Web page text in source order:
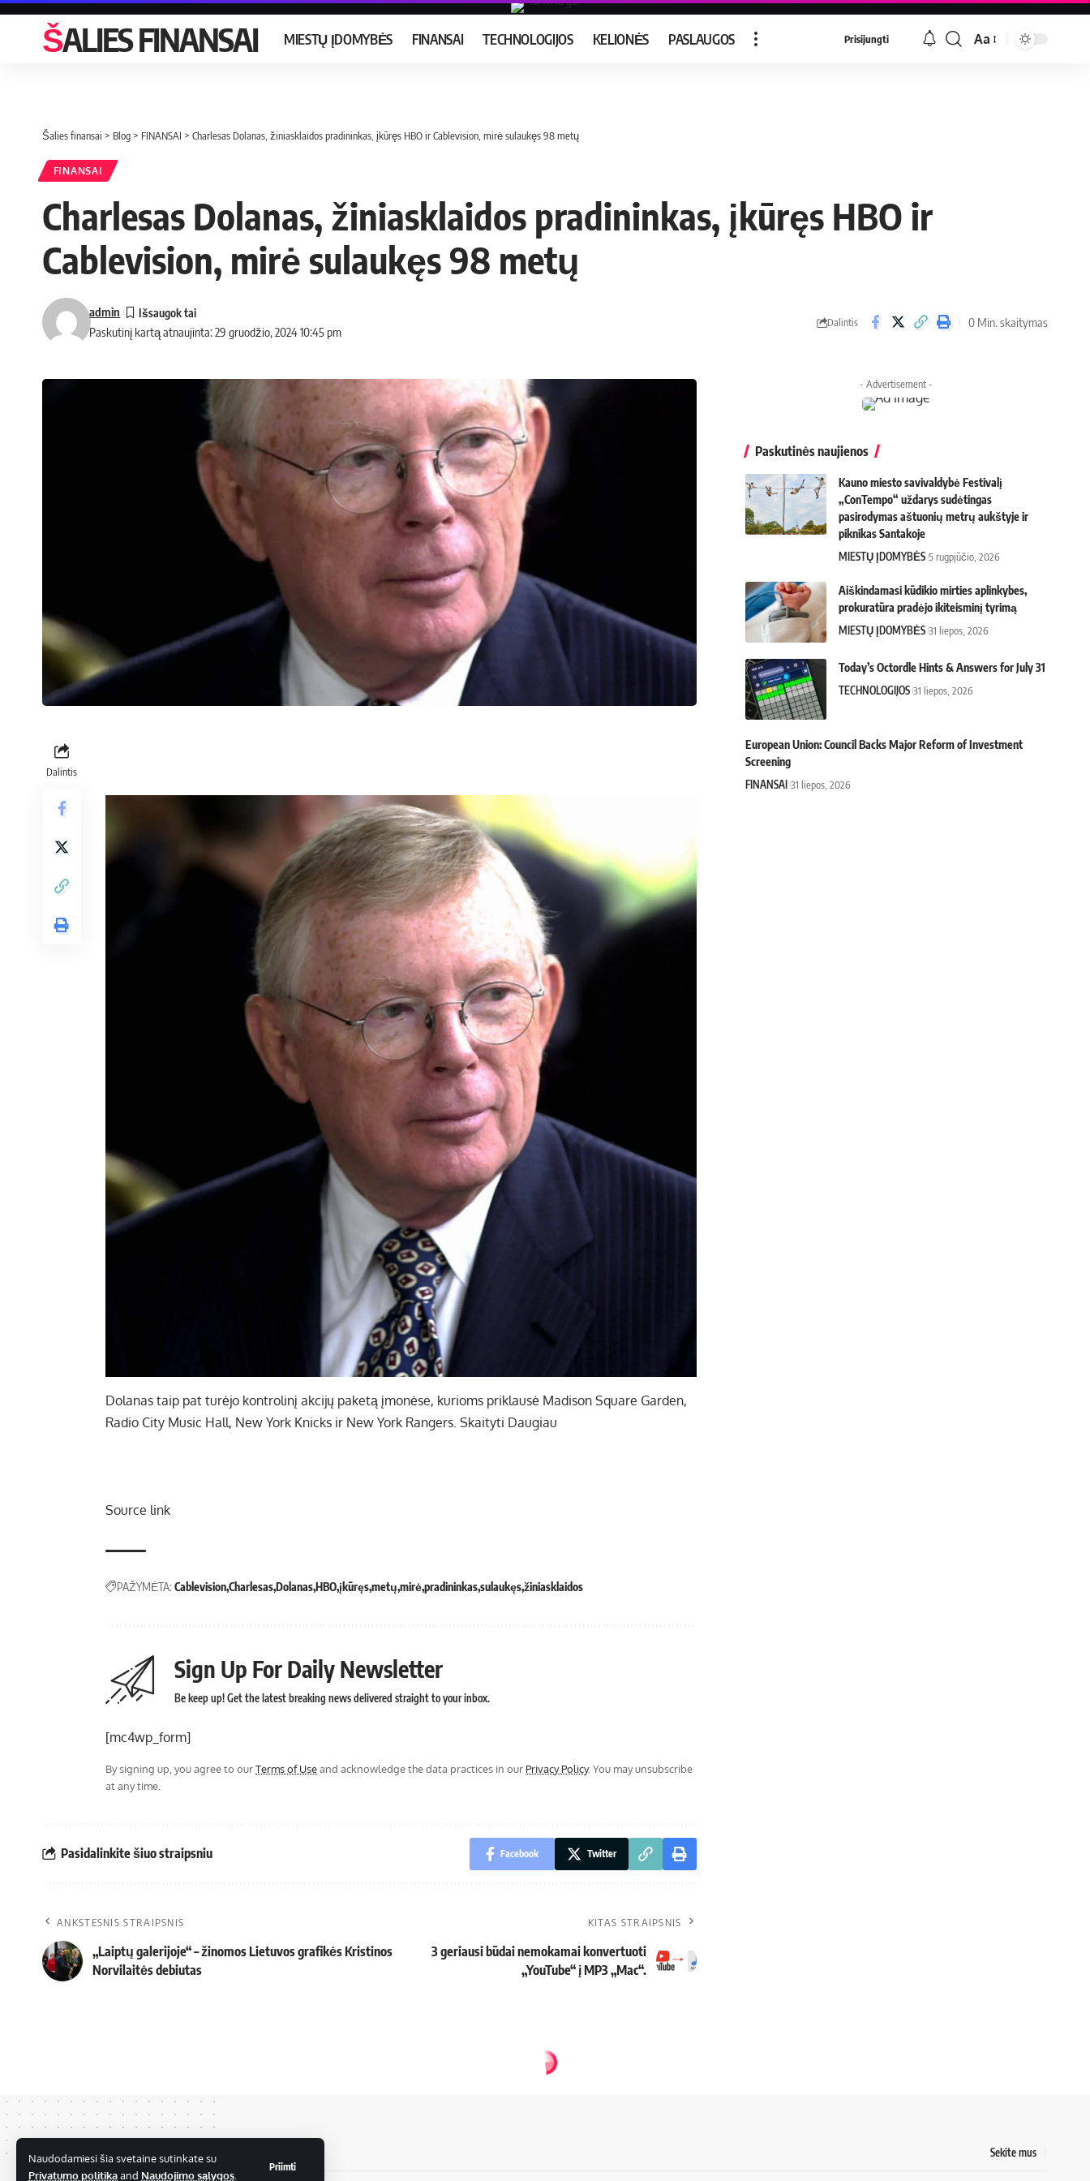
Naudodamiesi šia svetaine sutinkate su
Privatumo politikaand Naudojimo sąlygos
Priimti
ŠALIES FINANSAI MIESTŲ ĮDOMYBĖS FINANSAI TECHNOLOGIJOS KELIONĖS PASLAUGOS Prisijungti Aa
Šalies finansai > Blog > FINANSAI > Charlesas Dolanas, žiniasklaidos pradininkas, įkūręs HBO ir Cablevision, mirė sulaukęs 98 metų
FINANSAI
Charlesas Dolanas, žiniasklaidos pradininkas, įkūręs HBO ir
Cablevision, mirė sulaukęs 98 metų
Paskutinį kartą atnaujinta: 29 gruodžio, 2024 10:45 pm
admin
Dalintis 0 Min. skaitymas
Dalintis
Dolanas taip pat turėjo kontrolinį akcijų paketą įmonėse, kurioms priklausė Madison Square Garden,
Radio City Music Hall, New York Knicks ir New York Rangers. Skaityti Daugiau
Source link
PAŽYMĖTA: CablevisionCharlesasDolanasHBO įkūręsmetų mirėpradininkassulaukęsžiniasklaidos
Sign Up For Daily Newsletter
Be keep up! Get the latest breaking news delivered straight to your inbox.
[mc4wp_form]
By signing up, you agree to ourTerms of Useand acknowledge the data practices in our Privacy Policy. You may unsubscribe
at any time.
Pasidalinkite šiuo straipsniu Facebook Twitter
ANKSTESNIS STRAIPSNIS
„Laiptų galerijoje“ – žinomos Lietuvos grafikės Kristinos
Norvilaitės debiutas
KITAS STRAIPSNIS
3 geriausi būdai nemokamai konvertuoti
„YouTube“ į MP3 „Mac“.
- Advertisement -
Paskutinės naujienos
Kauno miesto savivaldybė Festivalį
„ConTempo“ uždarys sudėtingas
pasirodymas aštuonių metrų aukštyje ir
piknikas Santakoje
MIESTŲ ĮDOMYBĖS 5 rugpjūčio, 2026
Aiškindamasi kūdikio mirties aplinkybes,
prokuratūra pradėjo ikiteisminį tyrimą
MIESTŲ ĮDOMYBĖS 31 liepos, 2026
Today’s Octordle Hints & Answers for July 31
TECHNOLOGIJOS 31 liepos, 2026
European Union: Council Backs Major Reform of Investment
Screening
FINANSAI 31 liepos, 2026
Sekite mus